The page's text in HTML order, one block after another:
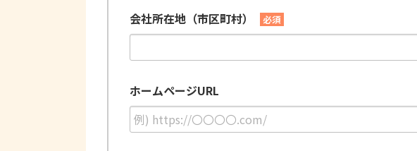
会社所在地（市区町村） 必須
ホームページURL